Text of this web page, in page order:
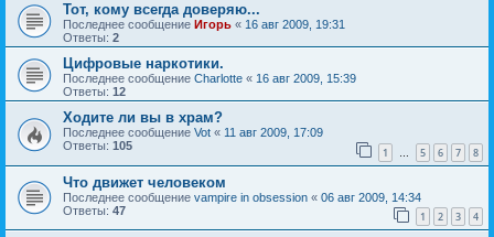
Тот, кому всегда доверяю...
Последнее сообщение Игорь « 16 авг 2009, 19:31
Ответы: 2
Цифровые наркотики.
Последнее сообщение Charlotte « 16 авг 2009, 15:39
Ответы: 12
Ходите ли вы в храм?
Последнее сообщение Vot « 11 авг 2009, 17:09
Ответы: 105 1 … 5 6 7 8
Что движет человеком
Последнее сообщение vampire in obsession « 06 авг 2009, 14:34
Ответы: 47 1 2 3 4